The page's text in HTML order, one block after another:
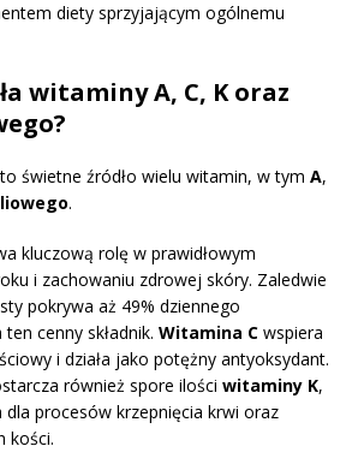
diety sprzyjającym ogólnemu
witaminy A, C, K oraz
to świetne źródło wielu witamin, w tym A,
.
kluczową rolę w prawidłowym
i zachowaniu zdrowej skóry. Zaledwie
pokrywa aż 49% dziennego
cenny składnik. Witamina C wspiera
i działa jako potężny antyoksydant.
również spore ilości witaminy K,
procesów krzepnięcia krwi oraz
kości.